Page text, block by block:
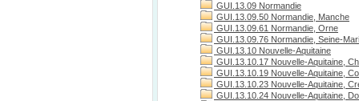
GUI.13.09 Normandie
GUI.13.09.50 Normandie, Manche
GUI.13.09.61 Normandie, Orne
GUI.13.09.76 Normandie, Seine-
GUI.13.10 Nouvelle-Aquitaine
GUI.13.10.17 Nouvelle-Aquitaine,
GUI.13.10.19 Nouvelle-Aquitaine,
GUI.13.10.23 Nouvelle-Aquitaine,
GUI.13.10.24 Nouvelle-Aquitaine,